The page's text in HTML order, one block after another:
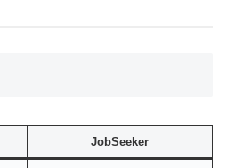
JobSeeker